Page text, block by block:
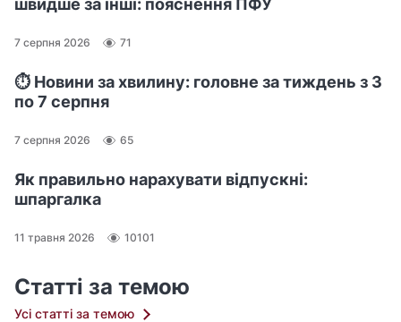
7 серпня 2026 71
⏱️ Новини за хвилину: головне за тиждень з 3
по 7 серпня
7 серпня 2026 65
Як правильно нарахувати відпускні:
шпаргалка
11 травня 2026 10101
Статті за темою
Усі статті за темою